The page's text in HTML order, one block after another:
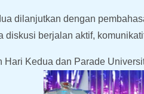
dilanjutkan dengan
diskusi berjalan aktif,
Hari Kedua dan Parade